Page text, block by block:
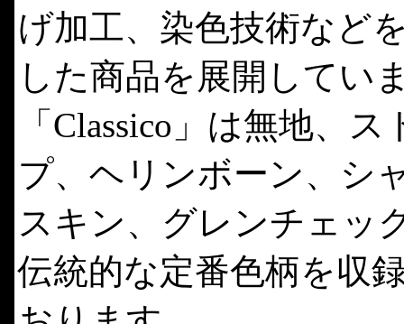
げ加工、染色技術など
した商品を展開してい
「Classico」は無地、ス
プ、ヘリンボーン、シ
スキン、グレンチェッ
伝統的な定番色柄を収